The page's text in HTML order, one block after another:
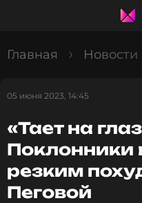
Главная Новости
05 июня 2023, 14:45
«Тает на
Поклонники
резким
Пеговой